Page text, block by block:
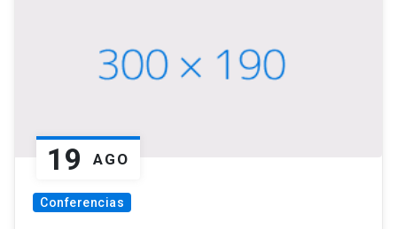
19 AGO
Conferencias